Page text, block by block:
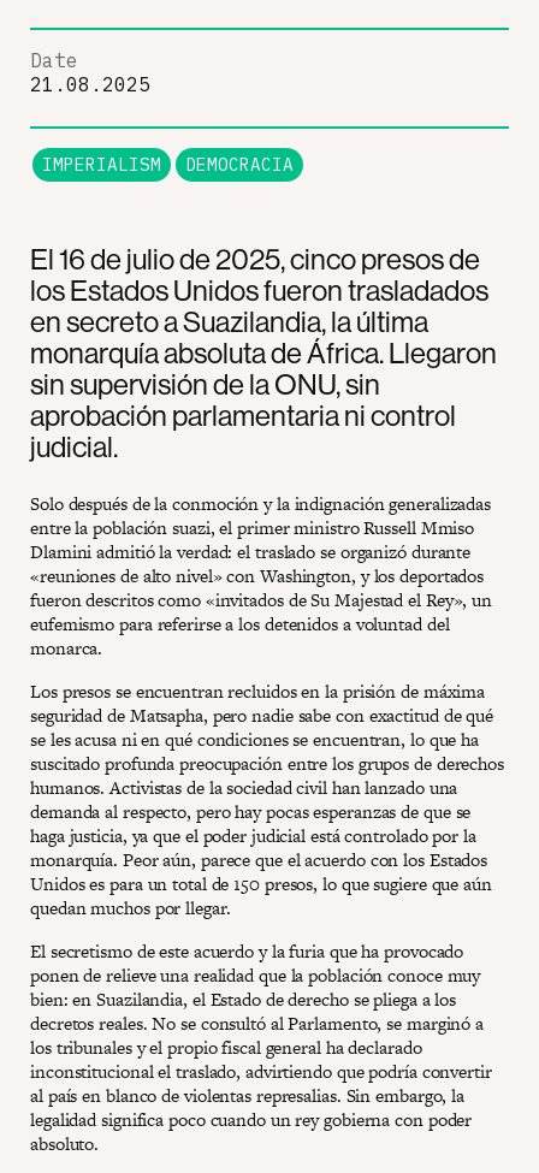
El 16 de julio de 2025, cinco presos de
los Estados Unidos fueron trasladados
en secreto a Suazilandia, la última
monarquía absoluta de África. Llegaron
sin supervisión de la ONU, sin
aprobación parlamentaria ni control
judicial.
Solo después de la conmoción y la indignación generalizadas
entre la población suazi, el primer ministro Russell Mmiso
Dlamini admitió la verdad: el traslado se organizó durante
«reuniones de alto nivel» con Washington, y los deportados
fueron descritos como «invitados de Su Majestad el Rey», un
eufemismo para referirse a los detenidos a voluntad del
monarca.
Los presos se encuentran recluidos en la prisión de máxima
seguridad de Matsapha, pero nadie sabe con exactitud de qué
se les acusa ni en qué condiciones se encuentran, lo que ha
suscitado profunda preocupación entre los grupos de derechos
humanos. Activistas de la sociedad civil han lanzado una
demanda al respecto, pero hay pocas esperanzas de que se
haga justicia, ya que el poder judicial está controlado por la
monarquía. Peor aún, parece que el acuerdo con los Estados
Unidos es para un total de 150 presos, lo que sugiere que aún
quedan muchos por llegar.
El secretismo de este acuerdo y la furia que ha provocado
ponen de relieve una realidad que la población conoce muy
bien: en Suazilandia, el Estado de derecho se pliega a los
decretos reales. No se consultó al Parlamento, se marginó a
los tribunales y el propio fiscal general ha declarado
inconstitucional el traslado, advirtiendo que podría convertir
al país en blanco de violentas represalias. Sin embargo, la
legalidad significa poco cuando un rey gobierna con poder
absoluto.
Date
21.08.2025
IMPERIALISM DEMOCRACIA